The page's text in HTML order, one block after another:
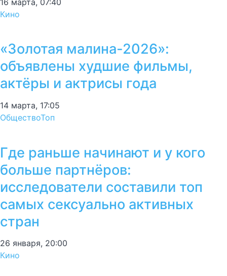
Кино
«Золотая малина-2026»:
объявлены худшие фильмы,
актёры и актрисы года
14 марта, 17:05
ОбществоТоп
Где раньше начинают и у кого
больше партнёров:
исследователи составили топ
самых сексуально активных
стран
26 января, 20:00
Кино